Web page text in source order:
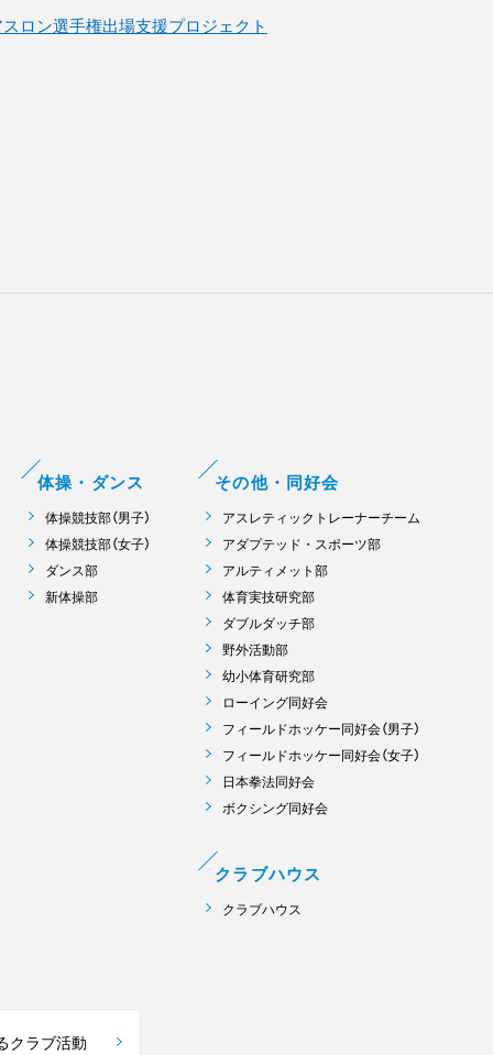
ロン選手権出場支援プロジェクト
体操・ダンス
体操競技部（男子）
体操競技部（女子）
ダンス部
新体操部
その他・同好会
アスレティックトレーナーチーム
アダプテッド・スポーツ部
アルティメット部
体育実技研究部
ダブルダッチ部
野外活動部
幼小体育研究部
ローイング同好会
フィールドホッケー同好会（男子）
フィールドホッケー同好会（女子）
日本拳法同好会
ボクシング同好会
クラブハウス
クラブハウス
クラブ活動